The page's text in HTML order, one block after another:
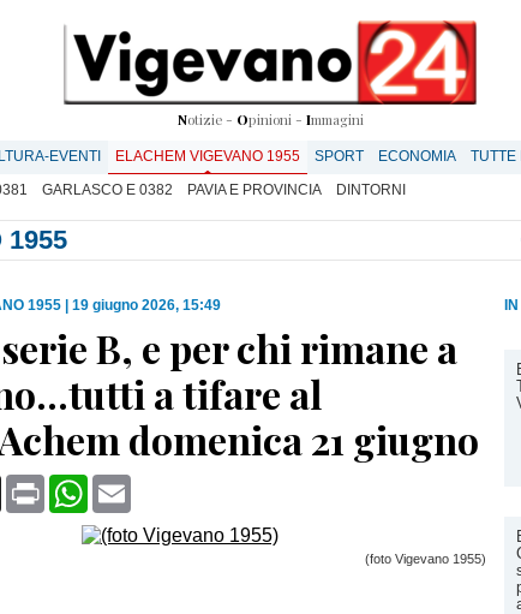
Notizie - Opinioni - Immagini
EVENTI ELACHEM VIGEVANO 1955 SPORT ECONOMIA
TUTTE
GARLASCO E 0382 PAVIA E PROVINCIA DINTORNI
1955
1955 19 giugno 2026, 15:49
B, e per chi rimane a
a tifare al
domenica 21 giugno
X Print WhatsApp
(foto Vigevano 1955)